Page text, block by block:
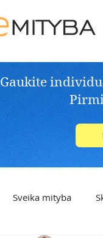
Gaukite
Sveika mityba